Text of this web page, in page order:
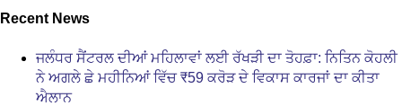
Recent News
ਜਲੰਧਰ ਸੈਂਟਰਲ ਦੀਆਂ ਮਹਿਲਾਵਾਂ ਲਈ ਰੱਖੜੀ ਦਾ ਤੋਹਫ਼ਾ: ਨਿਤਿਨ ਕੋਹਲੀ
ਨੇ ਅਗਲੇ ਛੇ ਮਹੀਨਿਆਂ ਵਿੱਚ ₹59 ਕਰੋੜ ਦੇ ਵਿਕਾਸ ਕਾਰਜਾਂ ਦਾ ਕੀਤਾ
ਐਲਾਨ